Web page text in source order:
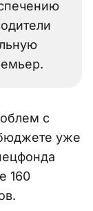
с
уже
160